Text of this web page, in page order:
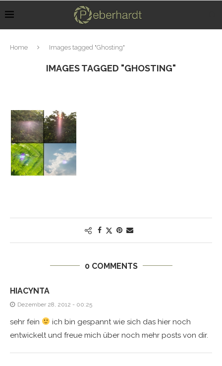
Home Images tagged "Ghosting"
IMAGES TAGGED "GHOSTING"
0 COMMENTS
HIACYNTA
Dezember 28, 2012 - 00:25
sehr fein
ich bin gespannt wie sich das hier noch
entwickelt und freue mich über noch mehr posts von dir.